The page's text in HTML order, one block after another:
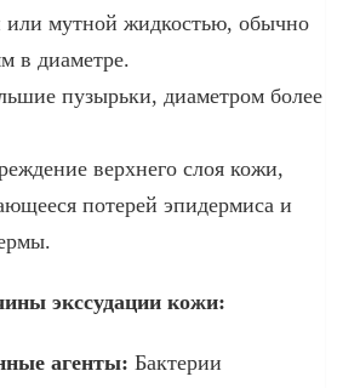
или мутной жидкостью, обычно
в диаметре.
пузырьки, диаметром более
верхнего слоя кожи,
потерей эпидермиса и
экссудации кожи:
агенты: Бактерии